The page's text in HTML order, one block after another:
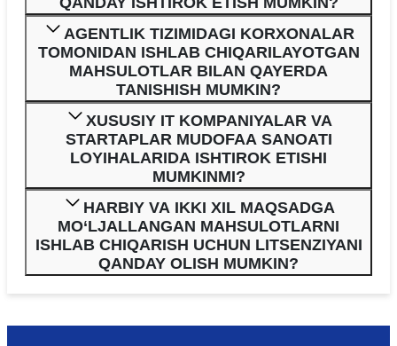
AGENTLIK TIZIMIDAGI KORXONALAR
TOMONIDAN ISHLAB CHIQARILAYOTGAN
MAHSULOTLAR BILAN QAYERDA
TANISHISH MUMKIN?
XUSUSIY IT KOMPANIYALAR VA
STARTAPLAR MUDOFAA SANOATI
LOYIHALARIDA ISHTIROK ETISHI
MUMKINMI?
HARBIY VA IKKI XIL MAQSADGA
MO‘LJALLANGAN MAHSULOTLARNI
ISHLAB CHIQARISH UCHUN LITSENZIYANI
QANDAY OLISH MUMKIN?